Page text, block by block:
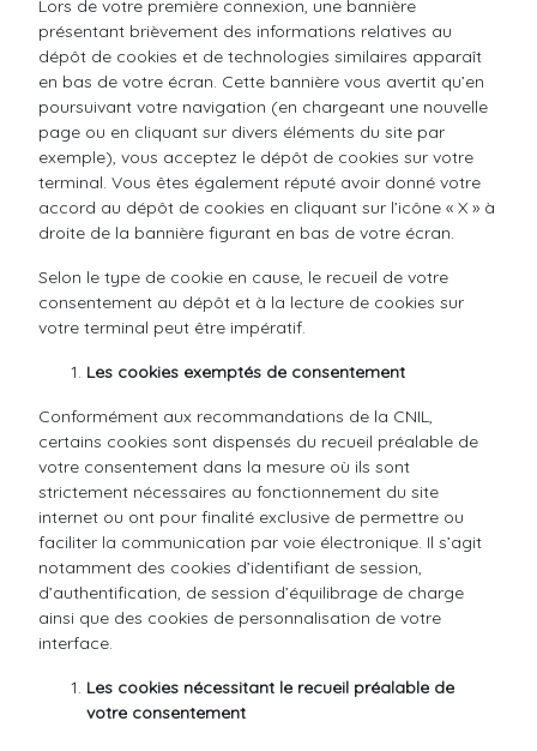
Lors de votre première connexion, une bannière
présentant brièvement des informations relatives au
dépôt de cookies et de technologies similaires apparaît
en bas de votre écran. Cette bannière vous avertit qu’en
poursuivant votre navigation (en chargeant une nouvelle
page ou en cliquant sur divers éléments du site par
exemple), vous acceptez le dépôt de cookies sur votre
terminal. Vous êtes également réputé avoir donné votre
accord au dépôt de cookies en cliquant sur l’icône « X » à
droite de la bannière figurant en bas de votre écran.
Selon le type de cookie en cause, le recueil de votre
consentement au dépôt et à la lecture de cookies sur
votre terminal peut être impératif.
Les cookies exemptés de consentement
Conformément aux recommandations de la CNIL,
certains cookies sont dispensés du recueil préalable de
votre consentement dans la mesure où ils sont
strictement nécessaires au fonctionnement du site
internet ou ont pour finalité exclusive de permettre ou
faciliter la communication par voie électronique. Il s’agit
notamment des cookies d’identifiant de session,
d’authentification, de session d’équilibrage de charge
ainsi que des cookies de personnalisation de votre
interface.
Les cookies nécessitant le recueil préalable de
votre consentement